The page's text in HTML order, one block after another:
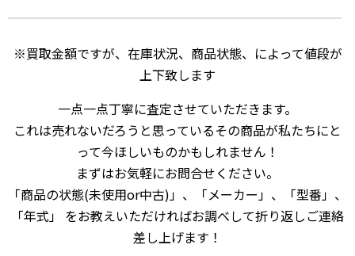
※買取金額ですが、在庫状況、商品状態、によって値段が
上下致します
一点一点丁寧に査定させていただきます。
これは売れないだろうと思っているその商品が私たちにと
って今ほしいものかもしれません！
まずはお気軽にお問合せください。
「商品の状態(未使用or中古)」、「メーカー」、「型番」、
「年式」 をお教えいただければお調べして折り返しご連絡
差し上げます！